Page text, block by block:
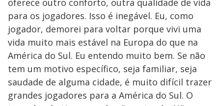
para os jogadores. Isso é inegável. Eu, como
jogador, demorei para voltar porque vivi uma
vida muito mais estável na Europa do que na
América do Sul. Eu entendo muito bem. Se não
tem um motivo específico, seja familiar, seja
saudade de alguma cidade, é muito difícil trazer
grandes jogadores para a América do Sul. O